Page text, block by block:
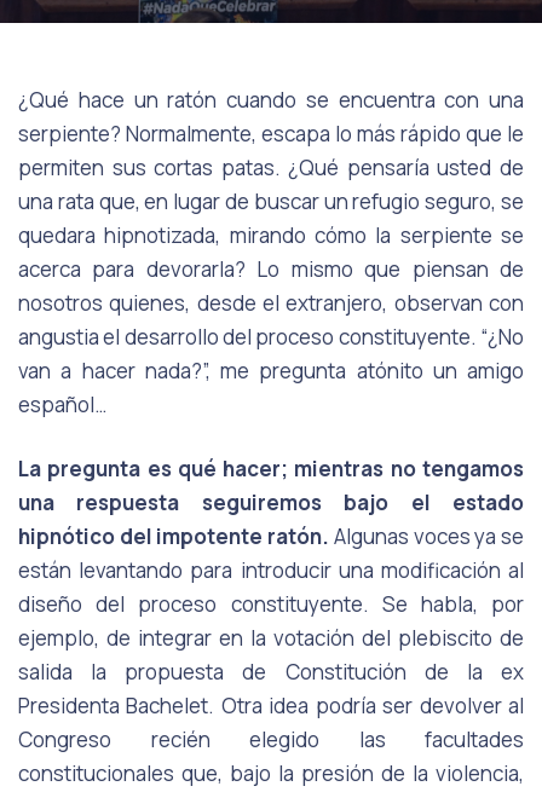
¿Qué hace un ratón cuando se encuentra con una
serpiente? Normalmente, escapa lo más rápido que le
permiten sus cortas patas. ¿Qué pensaría usted de
una rata que, en lugar de buscar un refugio seguro, se
quedara hipnotizada, mirando cómo la serpiente se
acerca para devorarla? Lo mismo que piensan de
nosotros quienes, desde el extranjero, observan con
angustia el desarrollo del proceso constituyente. “¿No
van a hacer nada?”, me pregunta atónito un amigo
español…
La pregunta es qué hacer; mientras no tengamos
una respuesta seguiremos bajo el estado
hipnótico del impotente ratón. Algunas voces ya se
están levantando para introducir una modificación al
diseño del proceso constituyente. Se habla, por
ejemplo, de integrar en la votación del plebiscito de
salida la propuesta de Constitución de la ex
Presidenta Bachelet. Otra idea podría ser devolver al
Congreso recién elegido las facultades
constitucionales que, bajo la presión de la violencia,